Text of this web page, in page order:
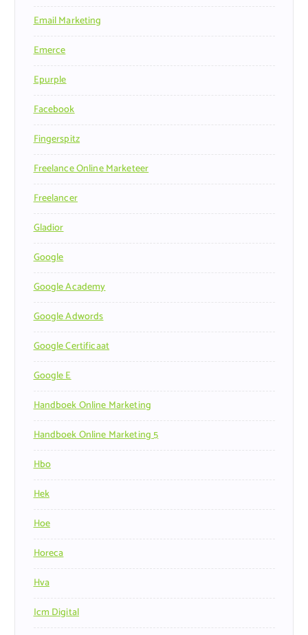
Email Marketing
Emerce
Epurple
Facebook
Fingerspitz
Freelance Online Marketeer
Freelancer
Gladior
Google
Google Academy
Google Adwords
Google Certificaat
Google E
Handboek Online Marketing
Handboek Online Marketing 5
Hbo
Hek
Hoe
Horeca
Hva
Icm Digital